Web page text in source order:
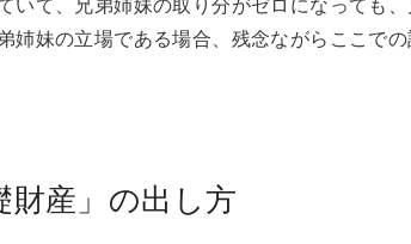
姉妹の立場である場合、残念ながらここで
財産」の出し方